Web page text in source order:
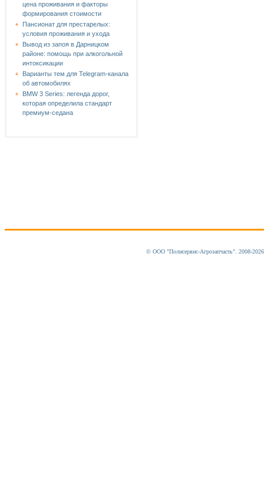
цена проживания и факторы
формирования стоимости
Пансионат для престарелых:
условия проживания и ухода
Вывод из запоя в Дарницком
районе: помощь при алкогольной
интоксикации
Варианты тем для Telegram-канала
об автомобилях
BMW 3 Series: легенда дорог,
которая определила стандарт
премиум-седана
© ООО "Полисервис-Агрозапчасть". 2008-